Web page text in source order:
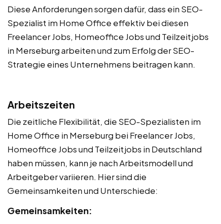
Diese Anforderungen sorgen dafür, dass ein SEO-
Spezialist im Home Office effektiv bei diesen
Freelancer Jobs, Homeoffice Jobs und Teilzeitjobs
in Merseburg arbeiten und zum Erfolg der SEO-
Strategie eines Unternehmens beitragen kann.
Arbeitszeiten
Die zeitliche Flexibilität, die SEO-Spezialisten im
Home Office in Merseburg bei Freelancer Jobs,
Homeoffice Jobs und Teilzeitjobs in Deutschland
haben müssen, kann je nach Arbeitsmodell und
Arbeitgeber variieren. Hier sind die
Gemeinsamkeiten und Unterschiede:
Gemeinsamkeiten: